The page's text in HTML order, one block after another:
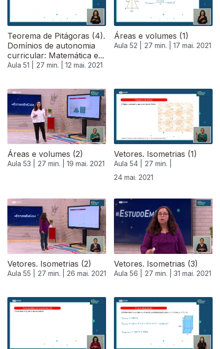
Teorema de Pitágoras (4).
Domínios de autonomia
curricular: Matemática e...
Aula 51 | 27 min. | 12 mai. 2021
Áreas e volumes (1)
Aula 52 | 27 min. | 17 mai. 2021
Áreas e volumes (2)
Aula 53 | 27 min. | 19 mai. 2021
Vetores. Isometrias (1)
Aula 54 |
27 min. |
24 mai. 2021
Vetores. Isometrias (2)
Aula 55 | 27 min. | 26 mai. 2021
Vetores. Isometrias (3)
Aula 56 | 27 min. | 31 mai. 2021